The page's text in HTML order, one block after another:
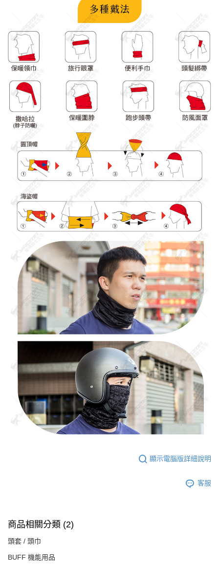
顯示電腦版詳細說明
客服
商品相關分類 (2)
頭套 / 頭巾
BUFF 機能用品